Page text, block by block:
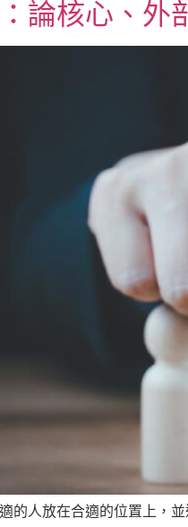
論核心、外
的人放在合適的位置上，